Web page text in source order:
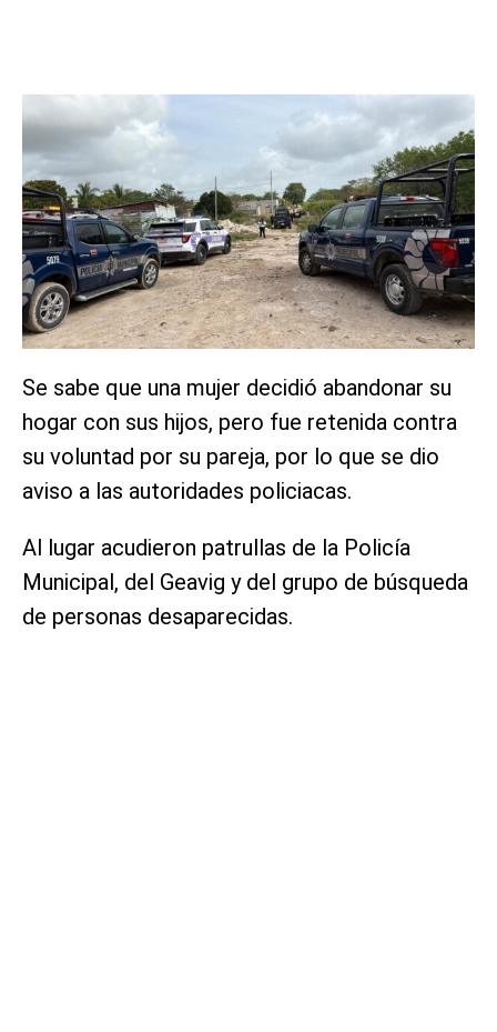
Se sabe que una mujer decidió abandonar su
hogar con sus hijos, pero fue retenida contra
su voluntad por su pareja, por lo que se dio
aviso a las autoridades policiacas.
Al lugar acudieron patrullas de la Policía
Municipal, del Geavig y del grupo de búsqueda
de personas desaparecidas.